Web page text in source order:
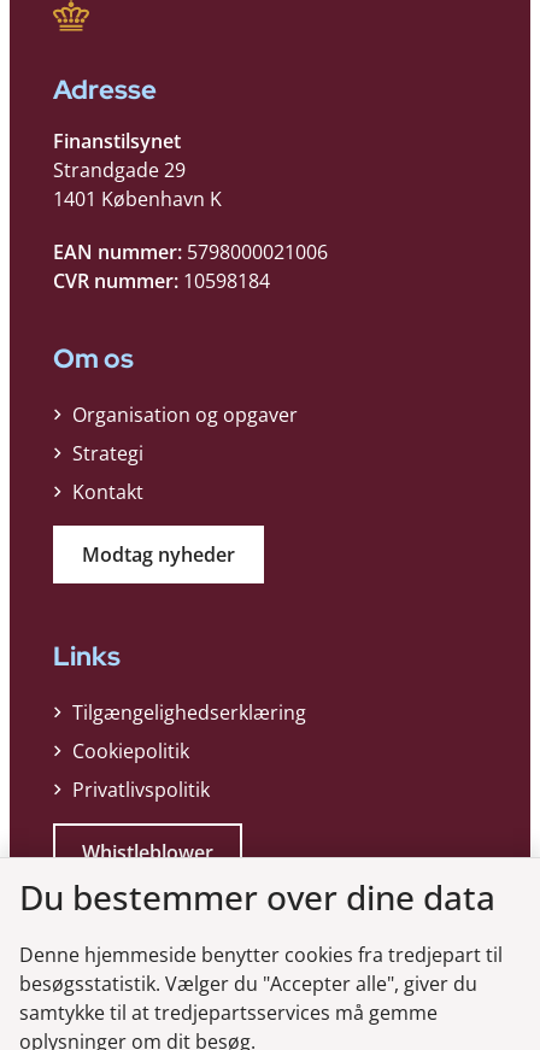
Adresse
Finanstilsynet
Strandgade 29
1401 København K
EAN nummer: 5798000021006
CVR nummer: 10598184
Om os
Organisation og opgaver
Strategi
Kontakt
Modtag nyheder
Links
Tilgængelighedserklæring
Cookiepolitik
Privatlivspolitik
Whistleblower
Du bestemmer over dine data
Denne hjemmeside benytter cookies fra tredjepart til
besøgsstatistik. Vælger du "Accepter alle", giver du
samtykke til at tredjepartsservices må gemme
oplysninger om dit besøg.